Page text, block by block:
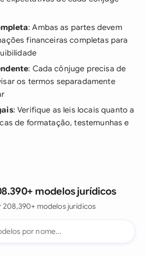
: Ambas as partes devem
financeiras completas para
: Cada cônjuge precisa de
os termos separadamente
: Verifique as leis locais quanto a
de formatação, testemunhas e
modelos jurídicos
208,390+ modelos jurídicos